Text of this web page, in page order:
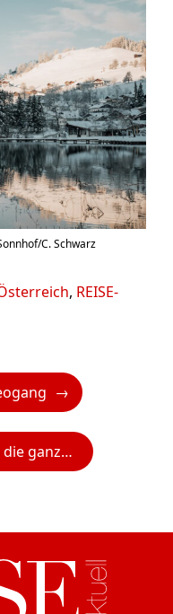
C. Schwarz
, REISE-
Welt